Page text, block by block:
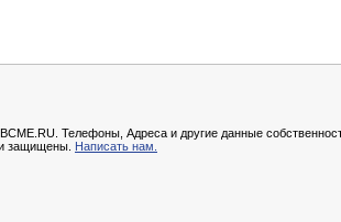
Телефоны, Адреса и другие данные
защищены. Написать нам.